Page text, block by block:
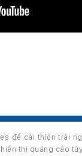
HOLDINGS. All
để cải thiện trải
thị quảng cáo